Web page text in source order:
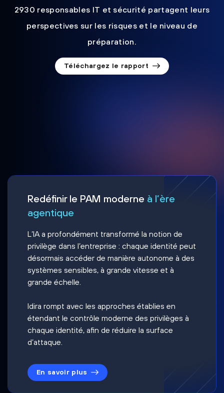
2930 responsables IT et sécurité partagent leurs
perspectives sur les risques et le niveau de
préparation.
Téléchargez le rapport
Redéfinir le PAM moderne à l’ère
agentique
L’IA a profondément transformé la notion de
privilège dans l’entreprise : chaque identité peut
désormais accéder de manière autonome à des
systèmes sensibles, à grande vitesse et à
grande échelle.
Idira rompt avec les approches établies en
étendant le contrôle moderne des privilèges à
chaque identité, afin de réduire la surface
d’attaque.
En savoir plus